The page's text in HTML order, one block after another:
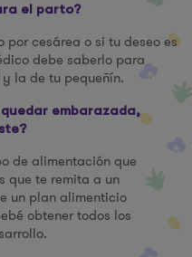
el parto?
por cesárea o si tu deseo es
debe saberlo para
la de tu pequeñín.
embarazada,
de alimentación que
que te remita a un
un plan alimenticio
obtener todos los